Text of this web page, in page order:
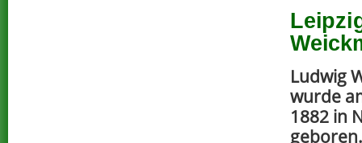
Ludwig
wurde
1882 in